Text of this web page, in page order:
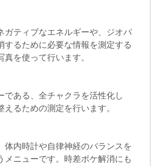
ガティブなエネルギーや、ジオパ
するために必要な情報を測定する
を使って行います。
である、全チャクラを活性化し
るための測定を行います。
体内時計や自律神経のバランスを
メニューです。時差ボケ解消にも